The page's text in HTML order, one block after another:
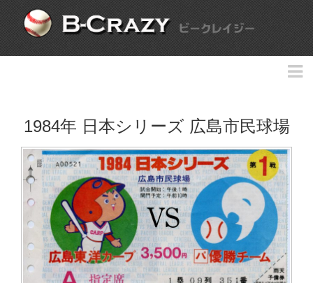
1984年 日本シリーズ 広島市民球場